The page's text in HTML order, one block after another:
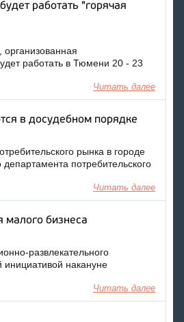
работать "горячая
работать в Тюмени 20 - 23
Читать далее
в досудебном порядке
рынка в городе
потребительского
Читать далее
малого бизнеса
развлекательного
накануне
Читать далее